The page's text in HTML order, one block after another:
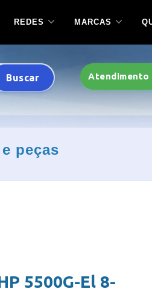
REDES MARCAS
Buscar Atendimento
peças
5500G-El 8-